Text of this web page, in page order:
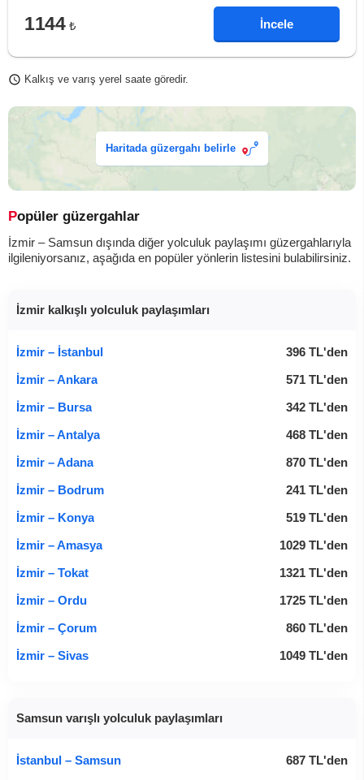
1144 ₺ İncele
Kalkış ve varış yerel saate göredir.
Haritada güzergahı belirle
Popüler güzergahlar
İzmir – Samsun dışında diğer yolculuk paylaşımı güzergahlarıyla
ilgileniyorsanız, aşağıda en popüler yönlerin listesini bulabilirsiniz.
İzmir kalkışlı yolculuk paylaşımları
İzmir – İstanbul 396 TL'den
İzmir – Ankara
571 TL'den
İzmir – Bursa
342 TL'den
İzmir – Antalya
468 TL'den
İzmir – Adana
870 TL'den
İzmir – Bodrum
241 TL'den
İzmir – Konya
519 TL'den
İzmir – Amasya
1029 TL'den
İzmir – Tokat
1321 TL'den
İzmir – Ordu
1725 TL'den
İzmir – Çorum
860 TL'den
İzmir – Sivas
1049 TL'den
Samsun varışlı yolculuk paylaşımları
İstanbul – Samsun 687 TL'den